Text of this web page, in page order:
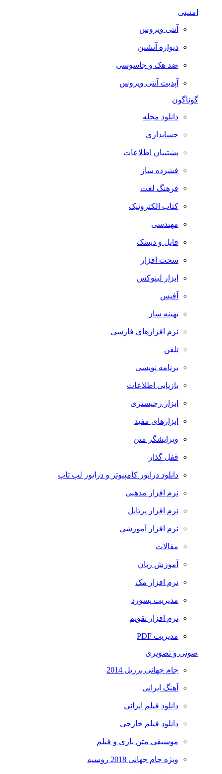
امنیتی
آنتی ویروس
دیواره آتشین
ضد هک و جاسوسی
آپدیت آنتی ویروس
گوناگون
دانلود مجله
حسابداری
پشتیبان اطلاعات
فشرده ساز
فرهنگ لغت
کتاب الکترونیک
مهندسی
فایل و دیسک
سخت افزار
ابزار لینوکس
آفیس
بهینه ساز
نرم افزارهای فارسی
تلفن
برنامه نویسی
بازیابی اطلاعات
ابزار رجیستری
ابزارهای مفید
ویرایشگر متن
قفل گذار
دانلود درایور کامپیوتر و درایور لپ تاپ
نرم افزار مذهبی
نرم افزار پرتابل
نرم افزار آموزشی
مقالات
آموزش زبان
نرم افزار مک
مدیریت پسورد
نرم افزار تقویم
مدیریت PDF
صوتی و تصویری
جام جهانی برزیل 2014
آهنگ ایرانی
دانلود فیلم ایرانی
دانلود فیلم خارجی
موسیقی متن بازی و فیلم
ویژه جام جهانی 2018 روسیه